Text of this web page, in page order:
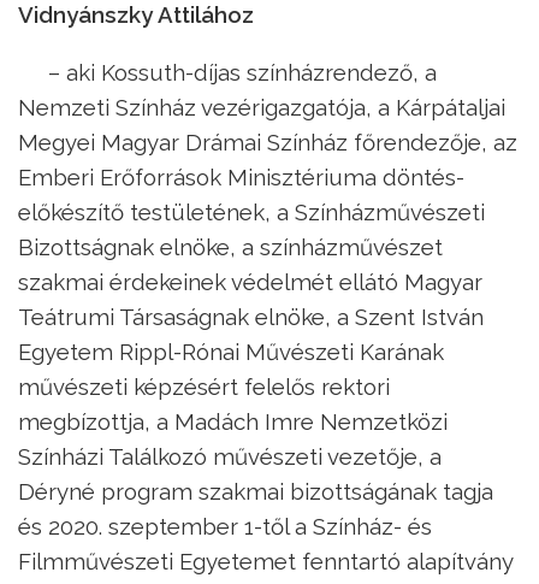
Vidnyánszky Attilához
– aki Kossuth-díjas színházrendező, a
Nemzeti Színház vezérigazgatója, a Kárpátaljai
Megyei Magyar Drámai Színház főrendezője, az
Emberi Erőforrások Minisztériuma döntés-
előkészítő testületének, a Színházművészeti
Bizottságnak elnöke, a színházművészet
szakmai érdekeinek védelmét ellátó Magyar
Teátrumi Társaságnak elnöke, a Szent István
Egyetem Rippl-Rónai Művészeti Karának
művészeti képzésért felelős rektori
megbízottja, a Madách Imre Nemzetközi
Színházi Találkozó művészeti vezetője, a
Déryné program szakmai bizottságának tagja
és 2020. szeptember 1-től a Színház- és
Filmművészeti Egyetemet fenntartó alapítvány